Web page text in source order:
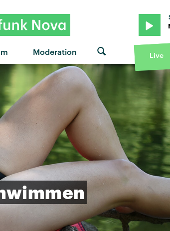
Moderation
von Miike Snow · "Animal" von Miike Snow ·
Live